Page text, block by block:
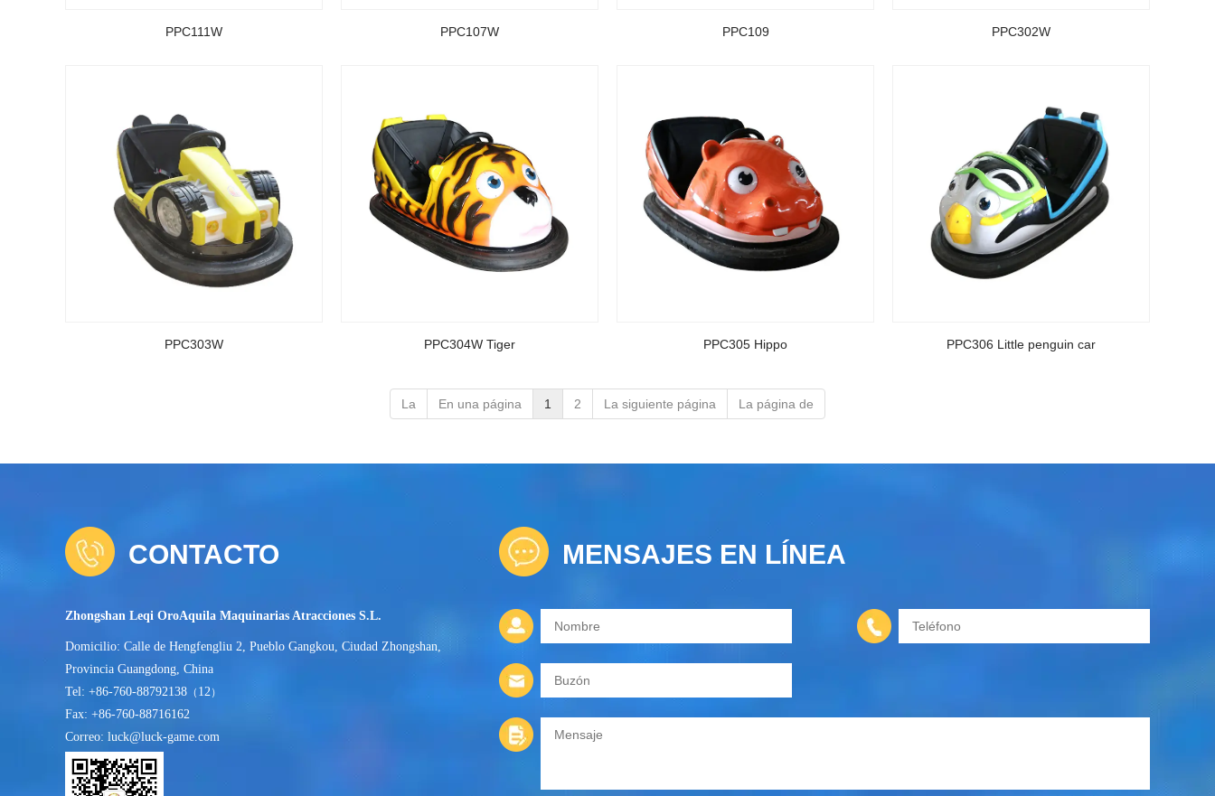
PPC111W PPC107W PPC109 PPC302W
PPC303W PPC304W Tiger PPC305 Hippo PPC306 Little penguin car
La En una página 1 2 La siguiente página La página de
CONTACTO MENSAJES EN LÍNEA
Zhongshan Leqi OroAquila Maquinarias Atracciones S.L.
Domicilio: Calle de Hengfengliu 2, Pueblo Gangkou, Ciudad Zhongshan,
Provincia Guangdong, China
Tel: +86-760-88792138 （ 12）
Fax: +86-760-88716162
Correo: luck@luck-game.com